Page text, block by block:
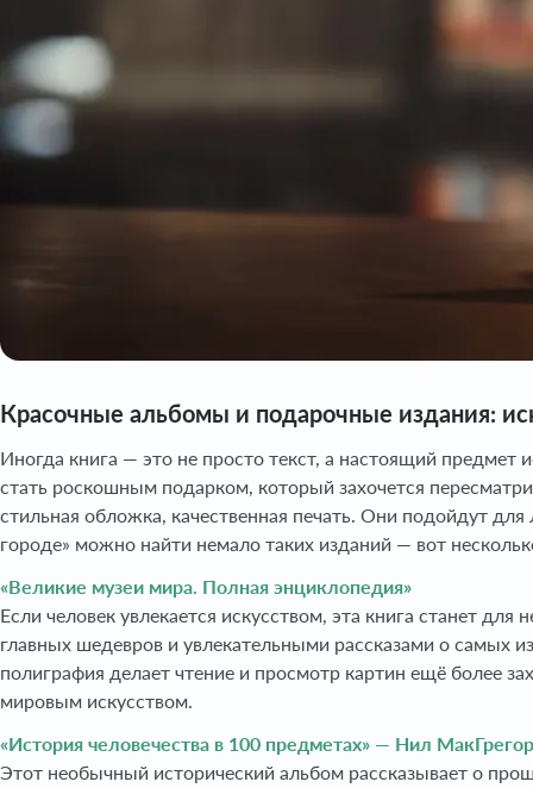
Красочные альбомы и подарочные издания:
Иногда книга — это не просто текст, а настоящий
стать роскошным подарком, который захочется
стильная обложка, качественная печать. Они подойдут
городе» можно найти немало таких изданий — вот
«Великие музеи мира. Полная энциклопедия»
Если человек увлекается искусством, эта книга станет
главных шедевров и увлекательными рассказами о самых
полиграфия делает чтение и просмотр картин ещё более
мировым искусством.
«История человечества в 100 предметах» — Нил МакГрегор
Этот необычный исторический альбом рассказывает о